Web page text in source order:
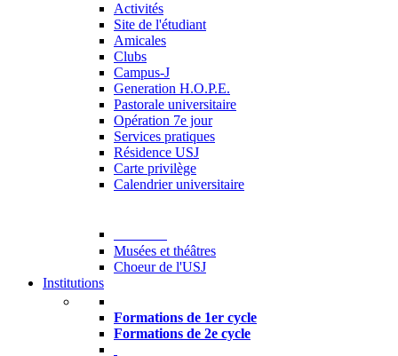
Activités
Site de l'étudiant
Amicales
Clubs
Campus-J
Generation H.O.P.E.
Pastorale universitaire
Opération 7e jour
Services pratiques
Résidence USJ
Carte privilège
Calendrier universitaire
Musées et théâtres
Choeur de l'USJ
Institutions
Formations de 1er cycle
Formations de 2e cycle